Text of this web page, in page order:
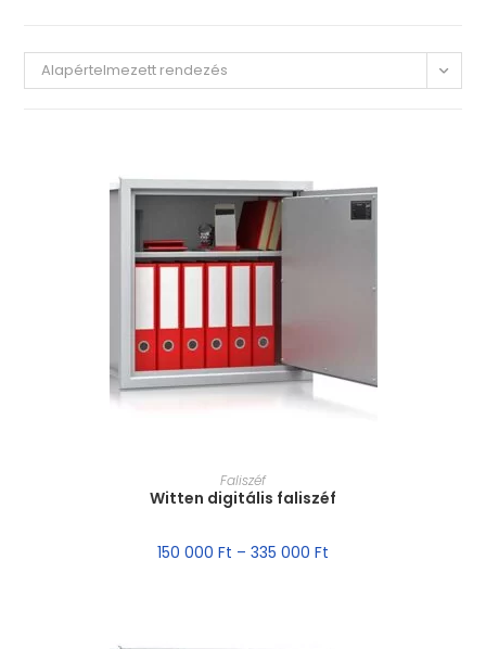
Alapértelmezett rendezés
MÉRET VÁLASZTÁSA
Faliszéf
Witten digitális faliszéf
150 000 Ft – 335 000 Ft